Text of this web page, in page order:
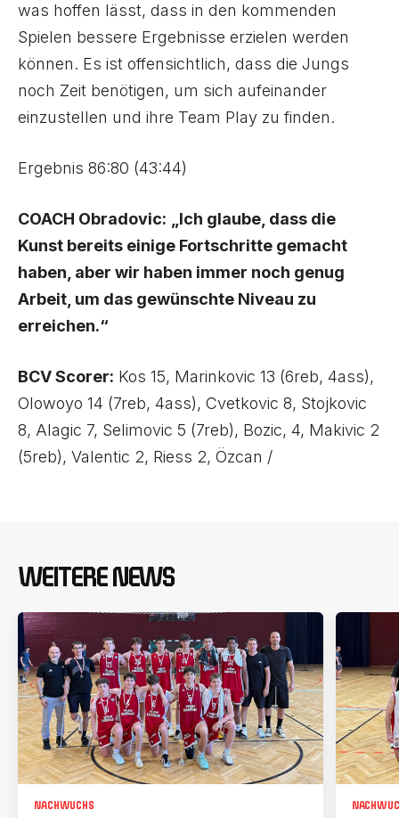
was hoffen lässt, dass in den kommenden
Spielen bessere Ergebnisse erzielen werden
können. Es ist offensichtlich, dass die Jungs
noch Zeit benötigen, um sich aufeinander
einzustellen und ihre Team Play zu finden.
Ergebnis 86:80 (43:44)
COACH Obradovic:
„Ich glaube, dass die
Kunst bereits einige Fortschritte gemacht
haben, aber wir haben immer noch genug
Arbeit, um das gewünschte Niveau zu
erreichen.“
BCV Scorer: Kos 15, Marinkovic 13 (6reb, 4ass),
Olowoyo 14 (7reb, 4ass), Cvetkovic 8, Stojkovic
8, Alagic 7, Selimovic 5 (7reb), Bozic, 4, Makivic 2
(5reb), Valentic 2, Riess 2, Özcan /
WEITERE NEWS
NACHWUCHS